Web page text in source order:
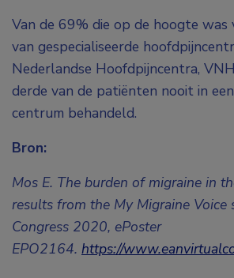
Van de 69% die op de hoogte was
van gespecialiseerde
Nederlandse Hoofdpijncentra,
derde van de patiënten nooit in
centrum behandeld.
Bron:
Mos E. The burden of migraine in
results from the My Migraine Voice
Congress 2020, ePoster
EPO2164. https://